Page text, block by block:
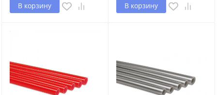
В корзину В корзину